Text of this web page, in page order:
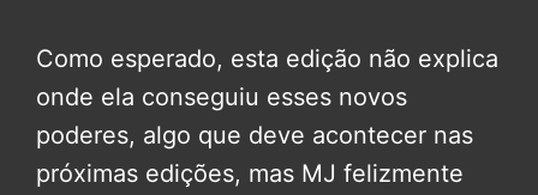
Como esperado, esta edição não explica
onde ela conseguiu esses novos
poderes, algo que deve acontecer nas
próximas edições, mas MJ felizmente